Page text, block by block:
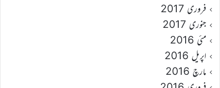
فروری 2017
جنوری 2017
مئی 2016
اپریل 2016
مارچ 2016